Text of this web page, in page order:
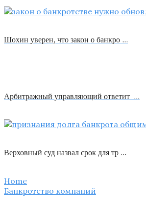
Шохин уверен, что закон о банкро …
Арбитражный управляющий ответит …
Верховный суд назвал срок для тр …
Home
Банкротство компаний